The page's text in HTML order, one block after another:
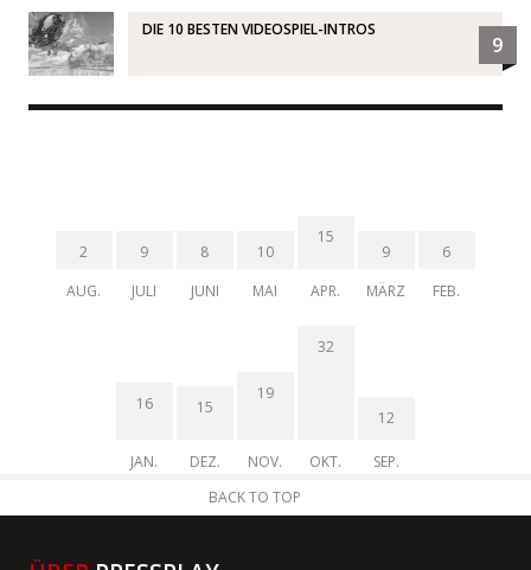
DIE 10 BESTEN VIDEOSPIEL-INTROS
9
2
AUG.
9
JULI
8
JUNI
10
MAI
15
APR.
9
MÄRZ
6
FEB.
16
JAN.
15
DEZ.
19
NOV.
32
OKT.
12
SEP.
BACK TO TOP